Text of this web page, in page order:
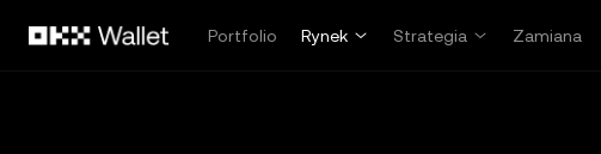
Portfolio
Rynek Strategia Zamiana